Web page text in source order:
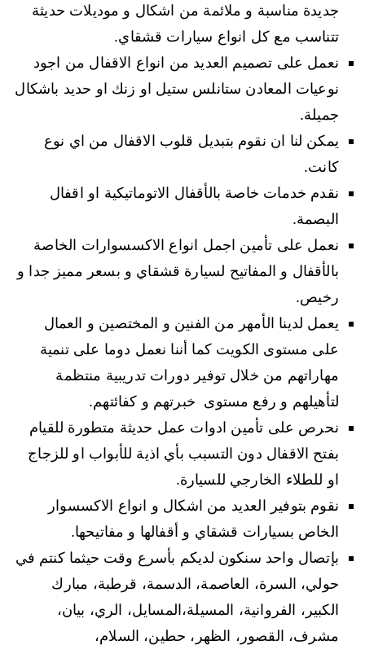
جديدة مناسبة و ملائمة من اشكال و موديلات حديثة
تتناسب مع كل انواع سيارات قشقاي.
نعمل على تصميم العديد من انواع الاقفال من اجود
نوعيات المعادن ستانلس ستيل او زنك او حديد باشكال
جميلة.
يمكن لنا ان نقوم بتبديل قلوب الاقفال من اي نوع
كانت.
نقدم خدمات خاصة بالأقفال الاتوماتيكية او اقفال
البصمة.
نعمل على تأمين اجمل انواع الاكسسوارات الخاصة
بالأقفال و المفاتيح لسيارة قشقاي و بسعر مميز جدا و
رخيص.
يعمل لدينا الأمهر من الفنين و المختصين و العمال
على مستوى الكويت كما أننا نعمل دوما على تنمية
مهاراتهم من خلال توفير دورات تدريبية منتظمة
لتأهيلهم و رفع مستوى خبرتهم و كفائتهم.
نحرص على تأمين ادوات عمل حديثة متطورة للقيام
بفتح الاقفال دون التسبب بأي اذية للأبواب او للزجاج
او للطلاء الخارجي للسيارة.
نقوم بتوفير العديد من اشكال و انواع الاكسسوار
الخاص بسيارات قشقاي و أقفالها و مفاتيحها.
بإتصال واحد سنكون لديكم بأسرع وقت حيثما كنتم في
حولي، السرة، العاصمة، الدسمة، قرطبة، مبارك
الكبير، الفروانية، المسيلة،المسايل، الري، بيان،
مشرف، القصور، الظهر، حطين، السلام،